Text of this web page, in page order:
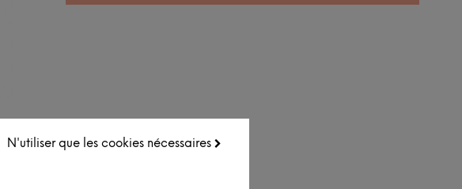
N'utiliser que les cookies nécessaires